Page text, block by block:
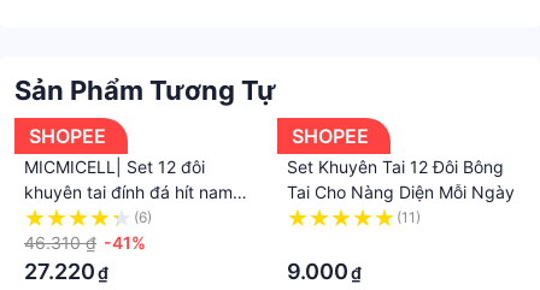
Sản Phẩm Tương Tự
SHOPEE
MICMICELL| Set 12 đôi
khuyên tai đính đá hít nam
châm thời trang cho nữ
(6)
46.310 ₫ -41%
27.220₫
SHOPEE
Set Khuyên Tai 12 Đôi Bông
Tai Cho Nàng Diện Mỗi Ngày
(11)
9.000₫